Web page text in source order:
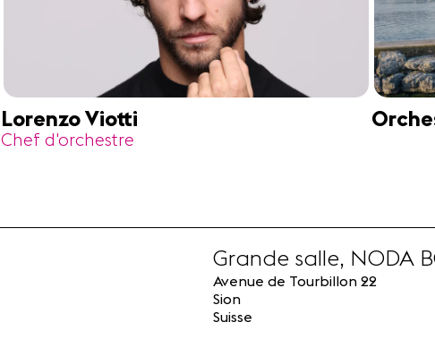
Lorenzo Viotti
Chef d'orchestre
Grande salle, NODA
Avenue de Tourbillon 22
Sion
Suisse